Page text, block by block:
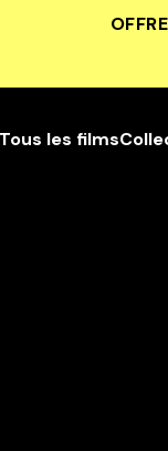
les films